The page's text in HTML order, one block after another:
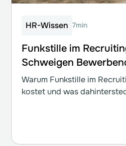
HR-Wissen 7min
Funkstille im
Schweigen
Warum Funkstille im
kostet und was